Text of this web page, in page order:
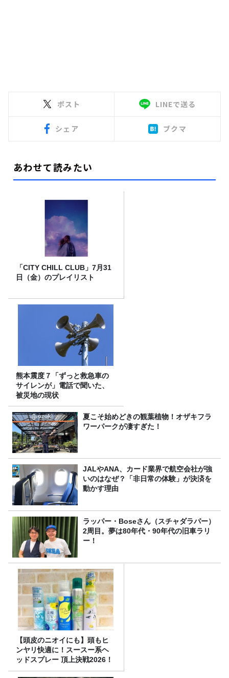
ポスト LINEで送る
シェア ブクマ
あわせて読みたい
「CITY CHILL CLUB」7月31
日（金）のプレイリスト
熊本震度７「ずっと救急車の
サイレンが」電話で聞いた、
被災地の現状
夏こそ始めどきの観葉植物！オザキフラ
ワーパークが凄すぎた！
JALやANA、カード業界で航空会社が強
いのはなぜ？「非日常の体験」が決済を
動かす理由
ラッパー・Boseさん（スチャダラパー）
2周目。夢は80年代・90年代の旧車ラリ
ー！
【頭皮のニオイにも】頭もヒ
ンヤリ快適に！スースー系ヘ
ッドスプレー 頂上決戦2026！